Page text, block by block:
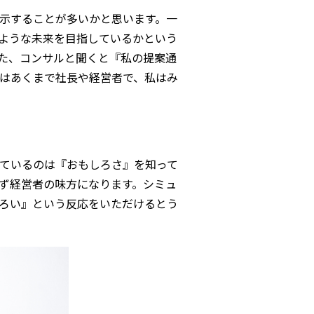
することが多いかと思います。一
うな未来を目指しているかという
、コンサルと聞くと『私の提案通
あくまで社長や経営者で、私はみ
いるのは『おもしろさ』を知って
経営者の味方になります。シミュ
い』という反応をいただけるとう